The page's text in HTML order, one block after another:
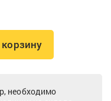
необходимо